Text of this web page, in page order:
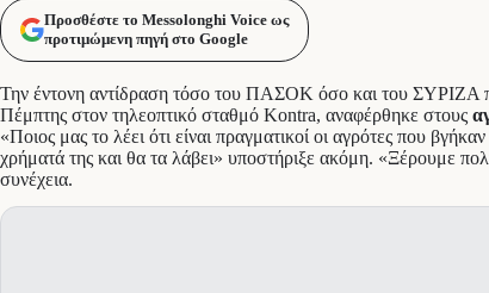
Προσθέστε το Messolonghi Voice ως
προτιμώμενη πηγή στο Google
Την έντονη αντίδραση τόσο του ΠΑΣΟΚ όσο και του ΣΥΡΙΖΑ
Πέμπτης στον τηλεοπτικό σταθμό Kontra, αναφέρθηκε στους
«Ποιος μας το λέει ότι είναι πραγματικοί οι αγρότες που
χρήματά της και θα τα λάβει» υποστήριξε ακόμη. «Ξέρουμε
συνέχεια.